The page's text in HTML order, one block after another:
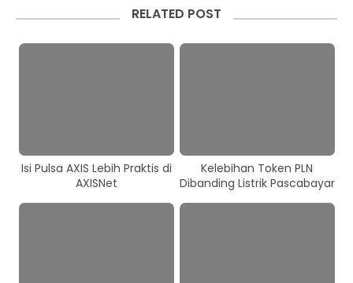
RELATED POST
Isi Pulsa AXIS Lebih Praktis di
AXISNet
Kelebihan Token PLN
Dibanding Listrik Pascabayar